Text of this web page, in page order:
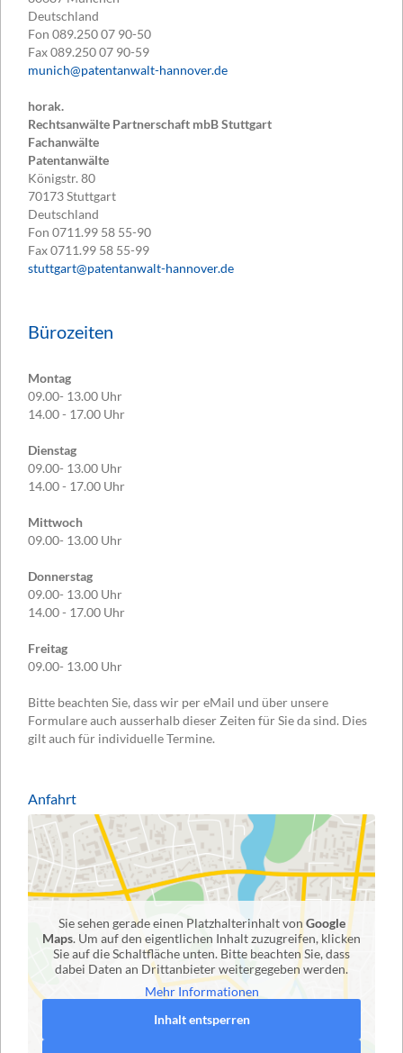
Deutschland
Fon 089.250 07 90-50
Fax089.250 07 90-59
munich@patentanwalt-hannover.de
horak.
Rechtsanwälte Partnerschaft mbB Stuttgart
Fachanwälte
Patentanwälte
Königstr. 80
70173Stuttgart
Deutschland
Fon 0711.99 58 55-90
Fax0711.99 58 55-99
stuttgart@patentanwalt-hannover.de
Bürozeiten
Montag
09.00- 13.00 Uhr
14.00 - 17.00 Uhr
Dienstag
09.00- 13.00 Uhr
14.00 - 17.00 Uhr
Mittwoch
09.00- 13.00 Uhr
Donnerstag
09.00- 13.00 Uhr
14.00 - 17.00 Uhr
Freitag
09.00- 13.00 Uhr
Bitte beachten Sie, dass wir per eMail und über unsere
Formulare auch ausserhalb dieser Zeiten für Sie da sind. Dies
gilt auch für individuelle Termine.
Anfahrt
Sie sehen gerade einen Platzhalterinhalt von Google
Maps. Um auf den eigentlichen Inhalt zuzugreifen, klicken
Sie auf die Schaltfläche unten. Bitte beachten Sie, dass
dabei Daten an Drittanbieter weitergegeben werden.
Mehr Informationen
Inhalt entsperren